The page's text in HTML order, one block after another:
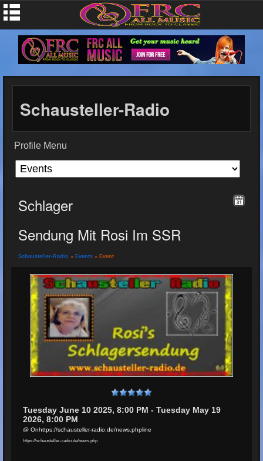
Schausteller-Radio
Profile Menu
Schlager
Sendung Mit Rosi Im SSR
Schausteller-Radio » Events » Event
Tuesday June 10 2025, 8:00 PM - Tuesday May 19
2026, 8:00 PM
@ Onhttps://schausteller-radio.de/news.phpline
https://schausteller-radio.de/news.php